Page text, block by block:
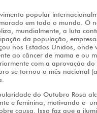
popular
em todo o mundo. O
mundialmente, a luta
da população,
nos Estados Unidos, onde
ao câncer de mama e ou
com a aprovação
se tornou o mês nacional
do Outubro Rosa
e feminina, motivando e
causa. Isso faz que a